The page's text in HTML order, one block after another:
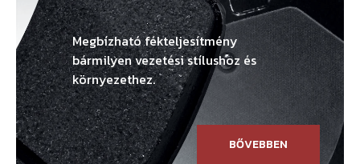
Megbízható fékteljesítmény
bármilyen vezetési stílushoz és
környezethez.
BŐVEBBEN